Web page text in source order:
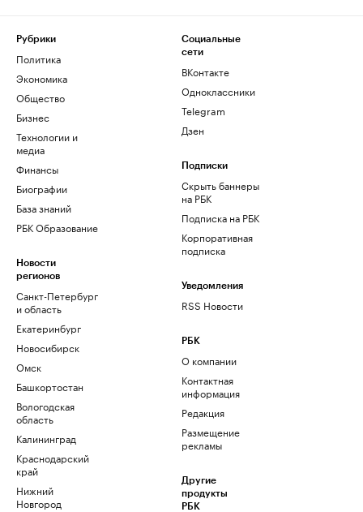
Рубрики
Политика
Экономика
Общество
Бизнес
Технологии и
медиа
Финансы
Биографии
База знаний
РБК Образование
Новости
регионов
Санкт-Петербург
и область
Екатеринбург
Новосибирск
Омск
Башкортостан
Вологодская
область
Калининград
Краснодарский
край
Нижний
Новгород
Социальные
сети
ВКонтакте
Одноклассники
Telegram
Дзен
Подписки
Скрыть баннеры
на РБК
Подписка на РБК
Корпоративная
подписка
Уведомления
RSS Новости
РБК
О компании
Контактная
информация
Редакция
Размещение
рекламы
Другие
продукты
РБК